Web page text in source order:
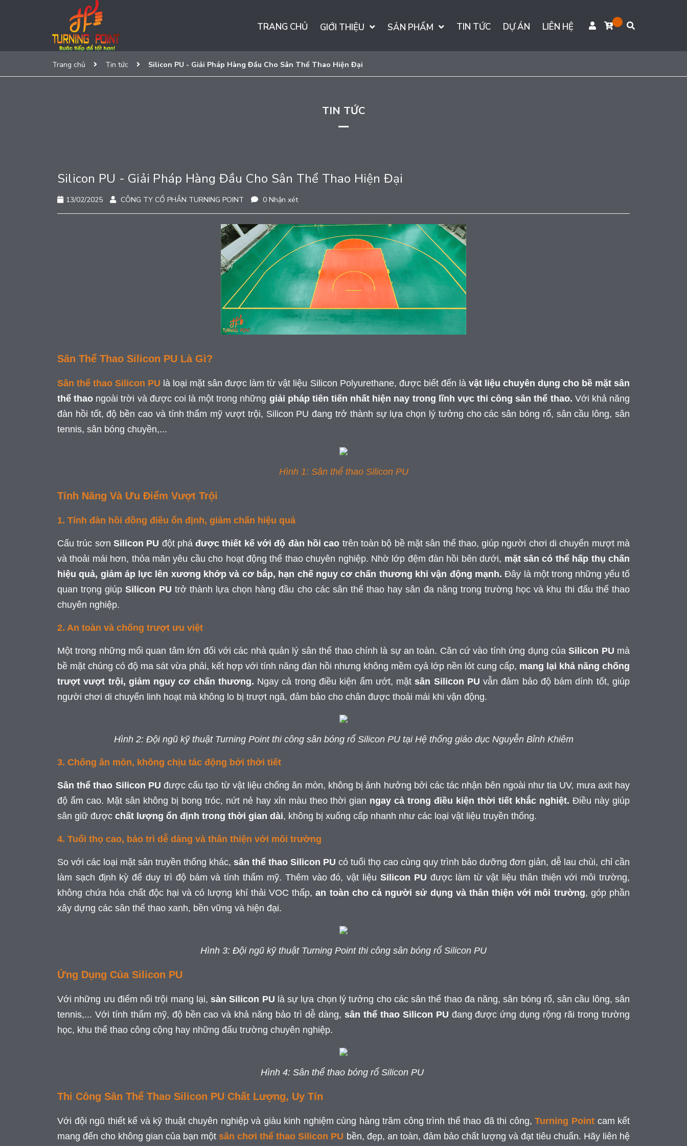
TRANG CHỦ GIỚI THIỆU SẢN PHẨM TIN TỨC DỰ ÁN LIÊN HỆ
Trang chủ Tin tức Silicon PU - Giải Pháp Hàng Đầu Cho Sân Thể Thao Hiện Đại
TIN TỨC
Silicon PU - Giải Pháp Hàng Đầu Cho Sân Thể Thao Hiện Đại
13/02/2025 CÔNG TY CỔ PHẦN TURNING POINT 0 Nhận xét
Sân Thể Thao Silicon PU Là Gì?
Sân thể thao Silicon PU là loại mặt sân được làm từ vật liệu Silicon Polyurethane, được biết đến là vật liệu chuyên dụng cho bề mặt sân
thể thao ngoài trời và được coi là một trong những giải pháp tiên tiến nhất hiện nay trong lĩnh vực thi công sân thể thao. Với khả năng
đàn hồi tốt, độ bền cao và tính thẩm mỹ vượt trội, Silicon PU đang trở thành sự lựa chọn lý tưởng cho các sân bóng rổ, sân cầu lông, sân
tennis, sân bóng chuyền,...
Hình 1: Sân thể thao Silicon PU
Tính Năng Và Ưu Điểm Vượt Trội
1. Tính đàn hồi đồng điều ổn định, giảm chấn hiệu quả
Cấu trúc sơn Silicon PU đột pháđược thiết kế với độ đàn hồi cao trên toàn bộ bề mặt sân thể thao, giúp người chơi di chuyển mượt mà
và thoải mái hơn, thỏa mãn yêu cầu cho hoạt động thể thao chuyên nghiệp. Nhờ lớp đệm đàn hồi bên dưới, mặt sân có thể hấp thụ chấn
hiệu quả, giảm áp lực lên xương khớp và cơ bắp, hạn chế nguy cơ chấn thương khi vận động mạnh. Đây là một trong những yếu tố
quan trọng giúpSilicon PU trở thành lựa chọn hàng đầu cho các sân thể thao hay sân đa năng trong trường học và khu thi đấu thể thao
chuyên nghiệp.
2. An toàn và chống trượt ưu việt
Một trong những mối quan tâm lớn đối với các nhà quản lý sân thể thao chính là sự an toàn. Căn cứ vào tính ứng dụng của Silicon PU mà
bề mặt chúng có độ ma sát vừa phải, kết hợp với tính năng đàn hồi nhưng không mềm cyả lớp nền lót cung cấp, mang lại khả năng chống
trượt vượt trội, giảm nguy cơ chấn thương. Ngay cả trong điều kiện ẩm ướt, mặtsân Silicon PU vẫn đảm bảo độ bám dính tốt, giúp
người chơi di chuyển linh hoạt mà không lo bị trượt ngã, đảm bảo cho chân được thoải mái khi vận động.
Hình 2: Đội ngũ kỹ thuật Turning Point thi công sân bóng rổ Silicon PU tại Hệ thống giáo dục Nguyễn Bỉnh Khiêm
3. Chống ăn mòn, không chịu tác động bởi thời tiết
Sân thể thao Silicon PU được cấu tạo từ vật liệu chống ăn mòn, không bị ảnh hưởng bởi các tác nhận bên ngoài như tia UV, mưa axit hay
độ ẩm cao. Mặt sân không bị bong tróc, nứt nẻ hay xỉn màu theo thời gian ngay cả trong điều kiện thời tiết khắc nghiệt. Điều này giúp
sân giữ được chất lượng ổn định trong thời gian dài, không bị xuống cấp nhanh như các loại vật liệu truyền thống.
4. Tuổi thọ cao, bảo trì dễ dàng và thân thiện với môi trường
So với các loại mặt sân truyền thống khác, sân thể thao Silicon PU có tuổi thọ cao cùng quy trình bảo dưỡng đơn giản, dễ lau chùi, chỉ cần
làm sạch định kỳ để duy trì độ bám và tính thẩm mỹ. Thêm vào đó, vật liệu Silicon PU được làm từ vật liệu thân thiện với môi trường,
không chứa hóa chất độc hại và có lượng khí thải VOC thấp, an toàn cho cả người sử dụng và thân thiện với môi trường, góp phần
xây dựng các sân thể thao xanh, bền vững và hiện đại.
Hình 3: Đội ngũ kỹ thuật Turning Point thi công sân bóng rổ Silicon PU
Ứng Dụng Của Silicon PU
Với những ưu điểm nổi trội mang lại,sàn Silicon PU là sự lựa chọn lý tưởng cho các sân thể thao đa năng, sân bóng rổ, sân cầu lông, sân
tennis,... Với tính thẩm mỹ, độ bền cao và khả năng bảo trì dễ dàng, sân thể thao Silicon PU đang được ứng dụng rộng rãi trong trường
học, khu thể thao công cộng hay những đấu trường chuyên nghiệp.
Hình 4: Sân thể thao bóng rổ Silicon PU
Thi Công Sân Thể Thao Silicon PU Chất Lượng, Uy Tín
Với đội ngũ thiết kế và kỹ thuật chuyên nghiệp và giàu kinh nghiệm cùng hàng trăm công trình thể thao đã thi công,Turning Point cam kết
mang đến cho không gian của bạn một sân chơi thể thao Silicon PU bền, đẹp, an toàn, đảm bảo chất lượng và đạt tiêu chuẩn. Hãy liên hệ